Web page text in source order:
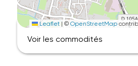
Leaflet | ©OpenStreetMap
Voir les commodités